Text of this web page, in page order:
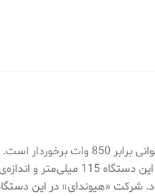
شرکت «هیوندای» در این